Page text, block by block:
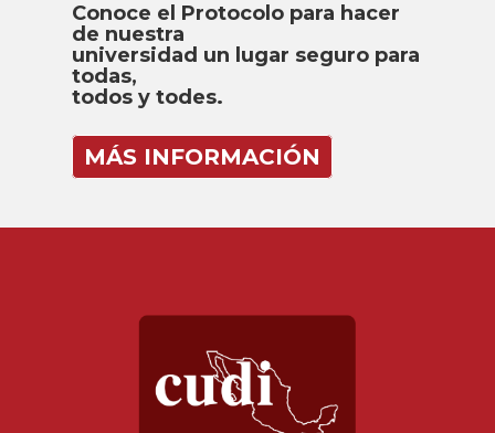
Conoce el Protocolo para hacer
de nuestra
universidad un lugar seguro para
todas,
todos y todes.
MÁS INFORMACIÓN